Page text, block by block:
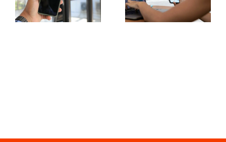
publicación
cruzada
UGC
(Contenido